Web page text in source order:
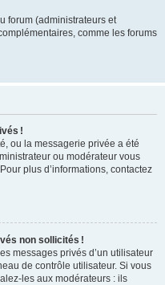
forum (administrateurs et
comme les forums
!
ou la messagerie privée a été
ou modérateur vous
plus d’informations, contactez
non sollicités !
messages privés d’un utilisateur
de contrôle utilisateur. Si vous
les aux modérateurs : ils